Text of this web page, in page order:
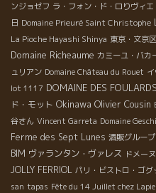
ンジョゼフ ラ・フォン・ド・ロりヴィエ
日 Domaine Prieuré Saint Christophe
La Pioche Hayashi Shinya 東京・文京区
Domaine Richeaume カミーユ・バカ
ュリアン Domaine Château du Rouet
lot 1117 DOMAINE DES
ド・モット Okinawa Olivier Cousin
谷さん Vincent Garreta Domaine
Ferme des Sept Lunes 酒販グルー
BIM ヴァランタン・ヴァレス ドメー
JOLLY FERRIOL パリ・ビストロ・ゴグ
san tapas Fête du 14 Juillet chez